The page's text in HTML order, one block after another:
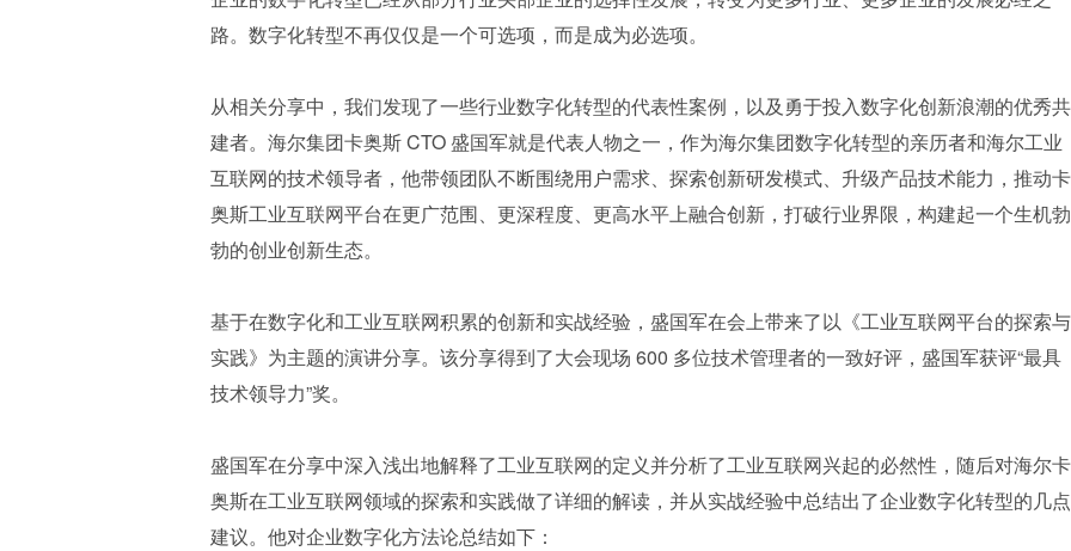
路。数字化转型不再仅仅是一个可选项，而是成为必选项。
从相关分享中，我们发现了一些行业数字化转型的代表性案例，以及勇于投入数字化创新浪潮的优秀共
建者。海尔集团卡奥斯 CTO 盛国军就是代表人物之一，作为海尔集团数字化转型的亲历者和海尔工业
互联网的技术领导者，他带领团队不断围绕用户需求、探索创新研发模式、升级产品技术能力，推动卡
奥斯工业互联网平台在更广范围、更深程度、更高水平上融合创新，打破行业界限，构建起一个生机勃
勃的创业创新生态。
基于在数字化和工业互联网积累的创新和实战经验，盛国军在会上带来了以《工业互联网平台的探索与
实践》为主题的演讲分享。该分享得到了大会现场 600 多位技术管理者的一致好评，盛国军获评“最具
技术领导力”奖。
盛国军在分享中深入浅出地解释了工业互联网的定义并分析了工业互联网兴起的必然性，随后对海尔卡
奥斯在工业互联网领域的探索和实践做了详细的解读，并从实战经验中总结出了企业数字化转型的几点
建议。他对企业数字化方法论总结如下：